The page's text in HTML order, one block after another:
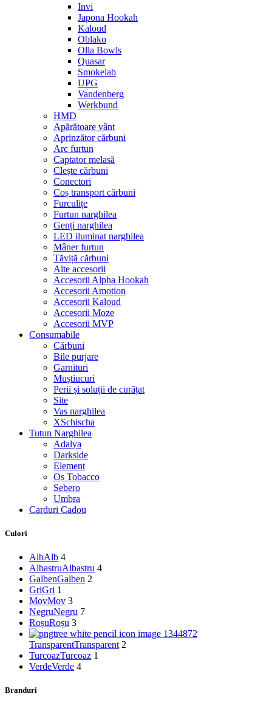
Invi
Japona Hookah
Kaloud
Oblako
Olla Bowls
Quasar
Smokelab
UPG
Vandenberg
Werkbund
HMD
Apărătoare vânt
Aprinzător cărbuni
Arc furtun
Captator melasă
Clește cărbuni
Conectori
Coș transport cărbuni
Furculițe
Furtun narghilea
Genți narghilea
LED iluminat narghilea
Mâner furtun
Tăviță cărbuni
Alte accesorii
Accesorii Alpha Hookah
Accesorii Amotion
Accesorii Kaloud
Accesorii Moze
Accesorii MVP
Consumabile
Cărbuni
Bile purjare
Garnituri
Muștiucuri
Perii și soluții de curățat
Site
Vas narghilea
XSchischa
Tutun Narghilea
Adalya
Darkside
Element
Os Tobacco
Sebero
Umbra
Carduri Cadou
Culori
AlbAlb 4
AlbastruAlbastru 4
GalbenGalben 2
GriGri 1
MovMov 3
NegruNegru 7
RoșuRoșu 3
TransparentTransparent 2
TurcoazTurcoaz 1
VerdeVerde 4
Branduri